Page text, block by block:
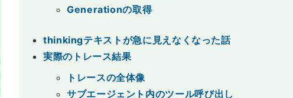
Generationの取得
thinkingテキストが急に見えなくなった話
実際のトレース結果
トレースの全体像
サブエージェント内のツール呼び出し